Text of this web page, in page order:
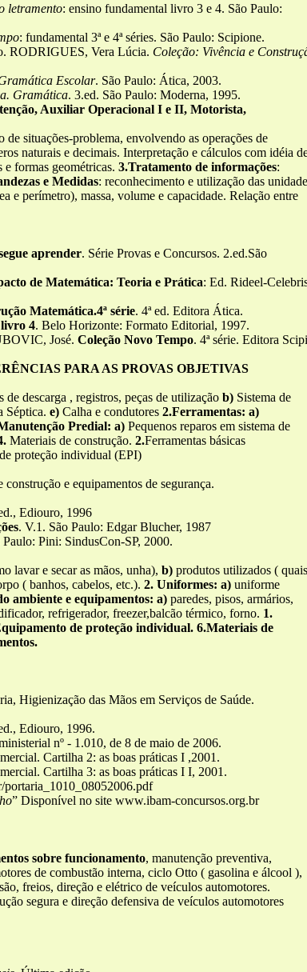
letramento: ensino fundamental livro 3 e 4. São Paulo:
: fundamental 3ª e 4ª séries. São Paulo: Scipione.
RODRIGUES, Vera Lúcia. Coleção: Vivência e
Escolar. São Paulo: Ática, 2003.
Gramática. 3.ed. São Paulo: Moderna, 1995.
Auxiliar Operacional I e II, Motorista,
de situações-problema, envolvendo as operações de
naturais e decimais. Interpretação e cálculos com idéia
e formas geométricas. 3.Tratamento de informações:
e Medidas: reconhecimento e utilização das
e perímetro), massa, volume e capacidade. Relação entre
aprender. Série Provas e Concursos. 2.ed.São
de Matemática: Teoria e Prática: Ed. Rideel-
Matemática.4ª série. 4ª ed. Editora Ática.
4. Belo Horizonte: Formato Editorial, 1997.
José. Coleção Novo Tempo. 4ª série. Editora
PARA AS PROVAS OBJETIVAS
de descarga , registros, peças de utilização b) Sistema de
Séptica. e) Calha e condutores 2.Ferramentas: a)
Predial: a) Pequenos reparos em sistema de
Materiais de construção. 2.Ferramentas básicas
proteção individual (EPI)
e equipamentos de segurança.
Ediouro, 1996
. V.1. São Paulo: Edgar Blucher, 1987
Paulo: Pini: SindusCon-SP, 2000.
lavar e secar as mãos, unha), b) produtos utilizados ( quais
( banhos, cabelos, etc.). 2. Uniformes: a) uniforme
ambiente e equipamentos: a) paredes, pisos, armários,
refrigerador, freezer,balcão térmico, forno. 1.
de proteção individual. 6.Materiais de
Higienização das Mãos em Serviços de Saúde.
Ediouro, 1996.
nº - 1.010, de 8 de maio de 2006.
Cartilha 2: as boas práticas I ,2001.
Cartilha 3: as boas práticas I I, 2001.
” Disponível no site www.ibam-concursos.org.br
sobre funcionamento, manutenção preventiva,
de combustão interna, ciclo Otto ( gasolina e álcool ),
freios, direção e elétrico de veículos automotores.
segura e direção defensiva de veículos automotores